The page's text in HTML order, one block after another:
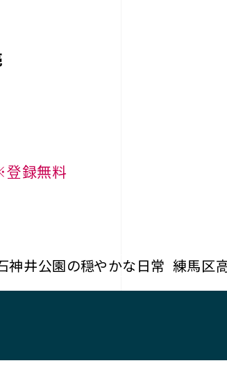
録無料
神井公園の穏やかな日常 練馬区